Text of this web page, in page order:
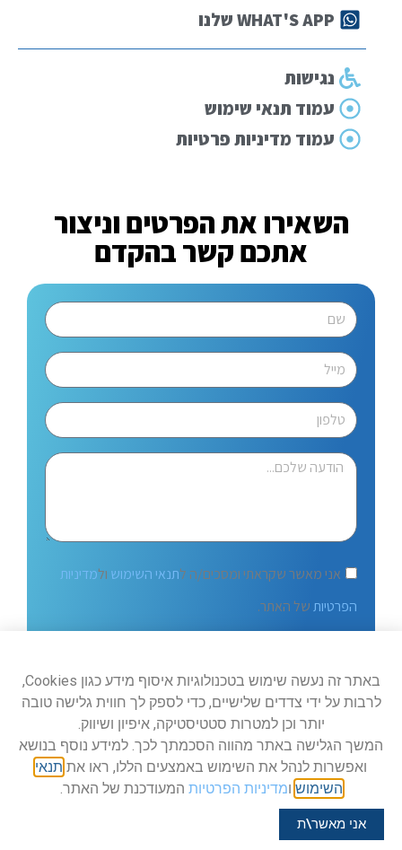
WHAT'S APP שלנו
נגישות
עמוד תנאי שימוש
עמוד מדיניות פרטיות
השאירו את הפרטים וניצור
אתכם קשר בהקדם
אני מאשר שקראתי ומסכים/ה לתנאי השימוש ולמדיניות
הפרטיותשל האתר.
נבנה ע"יסנקלר תקשורת
באתר זה נעשה שימוש בטכנולוגיות איסוף מידע כגון Cookies,
לרבות על ידי צדדים שלישיים, כדי לספק לך חווית גלישה טובה
יותר וכן למטרות סטטיסטיקה, איפיון ושיווק.
המשך הגלישה באתר מהווה הסכמתך לכך. למידע נוסף בנושא
ואפשרות לנהל את השימוש באמצעים הללו, ראו את תנאי
השימוש ומדיניות הפרטיות המעודכנת של האתר.
אני מאשר\ת